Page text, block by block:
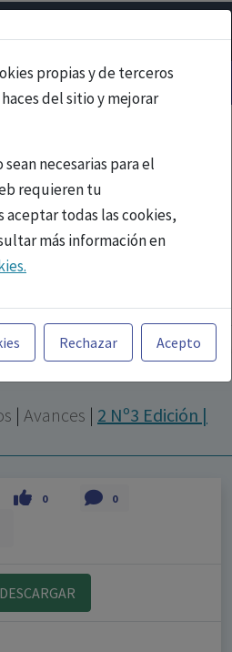
propias y de terceros
del sitio y mejorar
necesarias para el
requieren tu
todas las cookies,
más información en
en la Página Web está
español y, por
sanitarios legalmente
o dispensar medicamentos
La información técnica de los
meramente informativo,
los profesionales
y decidir, en cada
más adecuado a las
Rechazar Acepto
| Avances | 2 Nº3 Edición |
0 0